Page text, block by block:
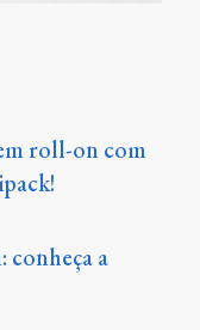
roll-on com
conheça a